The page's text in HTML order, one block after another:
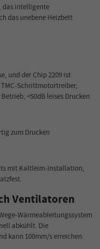
das intelligente
das unebene Heizbett
und der Chip 2209 ist
Schrittmotortreiber,
<50dB leises Drucken
zum Drucken
mit Kaltleim-Installation,
Ventilatoren
Wärmeableitungssystem
abkühlt. Die
kann 100mm/s erreichen.